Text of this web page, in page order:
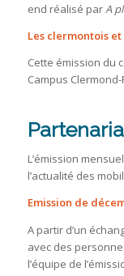
end réalisé parA
Les clermontois
Cette émission du
Campus
L’émission
l’actualité des
Emission de
A partir d’un
avec des
l’équipe de